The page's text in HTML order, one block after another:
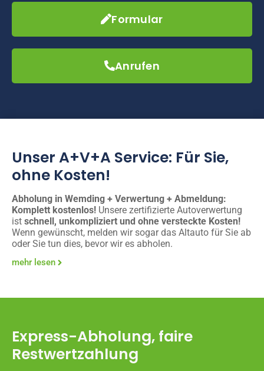
Formular
Anrufen
Unser A+V+A Service: Für Sie,
ohne Kosten!
Abholung in Wemding + Verwertung + Abmeldung:
Komplett kostenlos! Unsere zertifizierte Autoverwertung
ist schnell, unkompliziert und ohne versteckte Kosten!
Wenn gewünscht, melden wir sogar das Altauto für Sie ab
oder Sie tun dies, bevor wir es abholen.
mehr lesen
Express-Abholung, faire
Restwertzahlung